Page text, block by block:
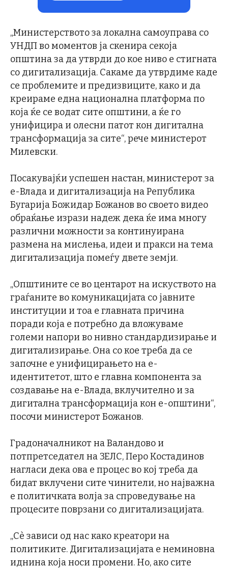
„Министерството за локална самоуправа со
УНДП во моментов ја скенира секоја
општина за да утврди до кое ниво е стигната
со дигитализација. Сакаме да утврдиме каде
се проблемите и предизвиците, како и да
креираме една национална платформа по
која ќе се водат сите општини, а ќе го
унифицира и олесни патот кон дигитална
трансформација за сите“, рече министерот
Милевски.
Посакувајќи успешен настан, министерот за
е-Влада и дигитализација на Република
Бугарија Божидар Божанов во своето видео
обраќање изрази надеж дека ќе има многу
различни можности за континуирана
размена на мислења, идеи и пракси на тема
дигитализација помеѓу двете земји.
„Општините се во центарот на искуството на
граѓаните во комуникацијата со јавните
институции и тоа е главната причина
поради која е потребно да вложуваме
големи напори во нивно стандардизирање и
дигитализирање. Она со кое треба да се
започне е унифицирањето на е-
идентитетот, што е главна компонента за
создавање на е-Влада, вклучително и за
дигитална трансформација кон е-општини“,
посочи министерот Божанов.
Градоначалникот на Валандово и
потпретседател на ЗЕЛС, Перо Костадинов
нагласи дека ова е процес во кој треба да
бидат вклучени сите чинители, но најважна
е политичката волја за спроведување на
процесите поврзани со дигитализацијата.
„Сè зависи од нас како креатори на
политиките. Дигитализацијата е неминовна
иднина која носи промени. Но, ако сите